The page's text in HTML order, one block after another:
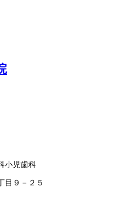
小児歯科
目９－２５